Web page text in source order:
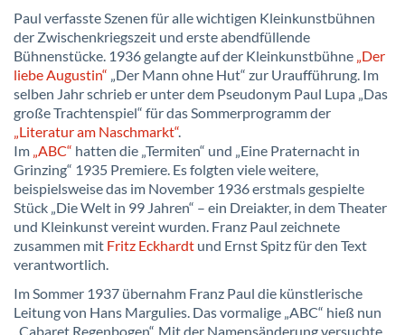
Paul verfasste Szenen für alle wichtigen Kleinkunstbühnen
der Zwischenkriegszeit und erste abendfüllende
Bühnenstücke. 1936 gelangte auf der Kleinkunstbühne „Der
liebe Augustin“ „Der Mann ohne Hut“ zur Uraufführung. Im
selben Jahr schrieb er unter dem Pseudonym Paul Lupa „Das
große Trachtenspiel“ für das Sommerprogramm der
„Literatur am Naschmarkt“.
Im „ABC“ hatten die „Termiten“ und „Eine Praternacht in
Grinzing“ 1935 Premiere. Es folgten viele weitere,
beispielsweise das im November 1936 erstmals gespielte
Stück „Die Welt in 99 Jahren“ – ein Dreiakter, in dem Theater
und Kleinkunst vereint wurden. Franz Paul zeichnete
zusammen mit Fritz Eckhardt und Ernst Spitz für den Text
verantwortlich.
Im Sommer 1937 übernahm Franz Paul die künstlerische
Leitung von Hans Margulies. Das vormalige „ABC“ hieß nun
„Cabaret Regenbogen“. Mit der Namensänderung versuchte